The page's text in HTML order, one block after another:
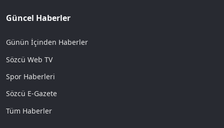
Güncel Haberler
Günün İçinden Haberler
Sözcü Web TV
Spor Haberleri
Sözcü E-Gazete
Tüm Haberler